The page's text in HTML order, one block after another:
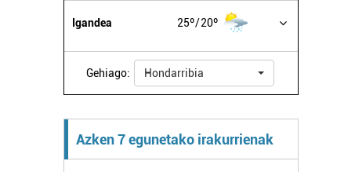
Igandea 25º 20º
Gehiago: Hondarribia
Azken 7 egunetako irakurrienak